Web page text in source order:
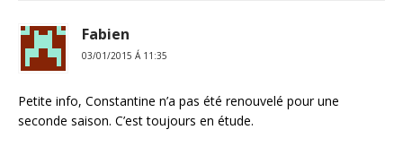
Fabien
03/01/2015 Á 11:35
Petite info, Constantine n’a pas été renouvelé pour une
seconde saison. C’est toujours en étude.